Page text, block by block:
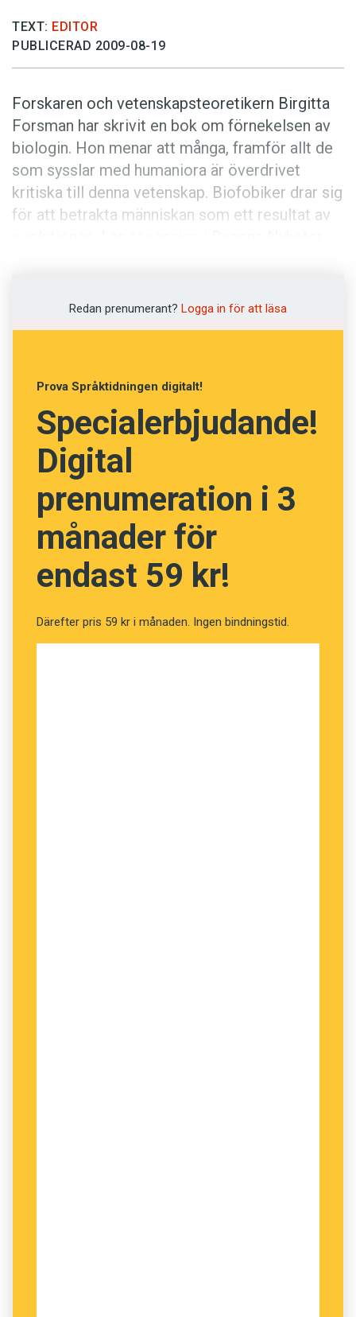
Föreslå nyord
Annonsera
Prenumerera
Läs Språktidningen digitalt
Press
TEXT: EDITOR
PUBLICERAD 2009-08-19
Forskaren och vetenskapsteoretikern Birgitta
Forsman har skrivit en bok om förnekelsen av
biologin. Hon menar att många, framför allt de
som sysslar med humaniora är överdrivet
kritiska till denna vetenskap. Biofobiker drar sig
för att betrakta människan som ett resultat av
långtgående slutsatser ur biologin) betonar hon
begreppet 'biofobi' (avsky för biologiska
Redan prenumerant? Logga in för att läsa
Prova Språktidningen digitalt!
Specialerbjudande!
Digital
prenumeration i 3
månader för
endast 59 kr!
Därefter pris 59 kr i månaden. Ingen bindningstid.